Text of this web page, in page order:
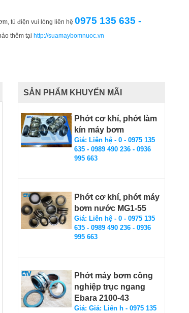
tủ điện vui lòng liên hệ 0975 135 635 -
thêm tại http://suamaybomnuoc.vn
SẢN PHẨM KHUYẾN MÃI
Phớt cơ khí, phớt làm
kín máy bơm
Giá: Liên hệ - 0 - 0975 135
635 - 0989 490 236 - 0936
995 663
Phớt cơ khí, phớt máy
bơm nước MG1-55
Giá: Liên hệ - 0 - 0975 135
635 - 0989 490 236 - 0936
995 663
Phớt máy bơm công
nghiệp trục ngang
Ebara 2100-43
Giá: Giá: Liên h - 0975 135